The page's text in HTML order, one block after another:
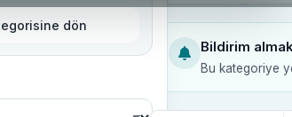
dön
Bildirim
Bu kategoriye